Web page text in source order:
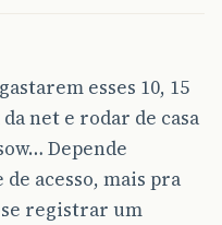
esses 10, 15
net e rodar de casa
Depende
acesso, mais pra
registrar um